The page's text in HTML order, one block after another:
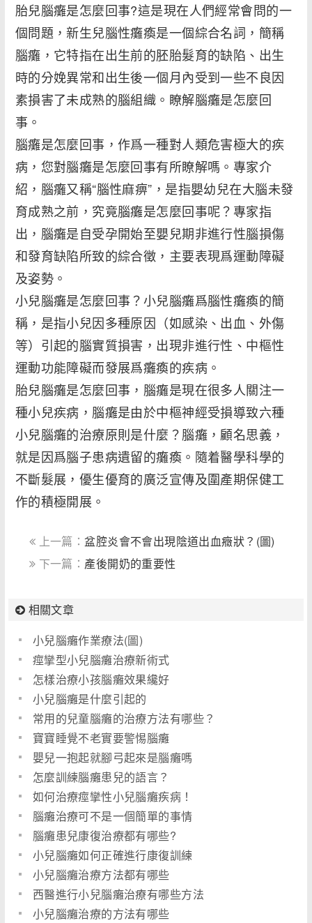
胎兒腦癱是怎麼回事?這是現在人們經常會問的一
個問題，新生兒腦性癱瘓是一個綜合名詞，簡稱
腦癱，它特指在出生前的胚胎髮育的缺陷、出生
時的分娩異常和出生後一個月內受到一些不良因
素損害了未成熟的腦組織。瞭解腦癱是怎麼回
事。
腦癱是怎麼回事，作爲一種對人類危害極大的疾
病，您對腦癱是怎麼回事有所瞭解嗎。專家介
紹，腦癱又稱“腦性麻痹”，是指嬰幼兒在大腦未發
育成熟之前，究竟腦癱是怎麼回事呢？專家指
出，腦癱是自受孕開始至嬰兒期非進行性腦損傷
和發育缺陷所致的綜合徵，主要表現爲運動障礙
及姿勢。
小兒腦癱是怎麼回事？小兒腦癱爲腦性癱瘓的簡
稱，是指小兒因多種原因（如感染、出血、外傷
等）引起的腦實質損害，出現非進行性、中樞性
運動功能障礙而發展爲癱瘓的疾病。
胎兒腦癱是怎麼回事，腦癱是現在很多人關注一
種小兒疾病，腦癱是由於中樞神經受損導致六種
小兒腦癱的治療原則是什麼？腦癱，顧名思義，
就是因爲腦子患病遺留的癱瘓。隨着醫學科學的
不斷髮展，優生優育的廣泛宣傳及圍產期保健工
作的積極開展。
上一篇：盆腔炎會不會出現陰道出血癥狀？(圖)
下一篇： 產後開奶的重要性
相關文章
小兒腦癱作業療法(圖)
痙攣型小兒腦癱治療新術式
怎樣治療小孩腦癱效果纔好
小兒腦癱是什麼引起的
常用的兒童腦癱的治療方法有哪些？
寶寶睡覺不老實要警惕腦癱
嬰兒一抱起就腳弓起來是腦癱嗎
怎麼訓練腦癱患兒的語言？
如何治療痙攣性小兒腦癱疾病！
腦癱治療可不是一個簡單的事情
腦癱患兒康復治療都有哪些?
小兒腦癱如何正確進行康復訓練
小兒腦癱治療方法都有哪些
西醫進行小兒腦癱治療有哪些方法
小兒腦癱治療的方法有哪些